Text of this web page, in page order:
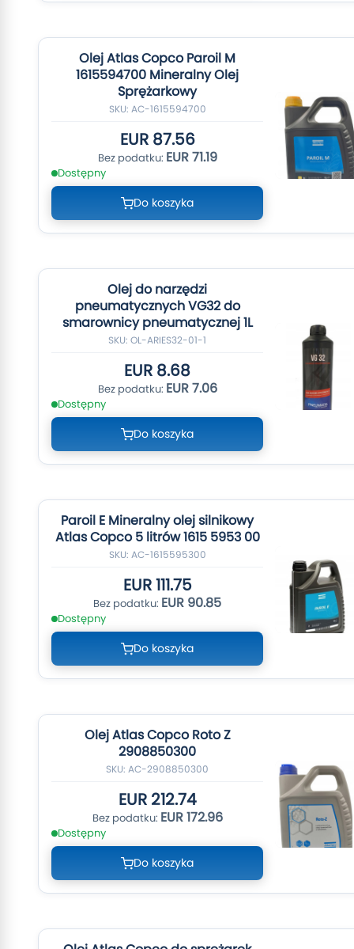
Olej Atlas Copco Paroil M
1615594700 Mineralny Olej
Sprężarkowy
SKU: AC-1615594700
EUR 87.56
EUR 71.19
Dostępny
Do koszyka
Olej do narzędzi
pneumatycznych VG32 do
smarownicy pneumatycznej 1L
SKU: OL-ARIES32-01-1
EUR 8.68
EUR 7.06
Dostępny
Do koszyka
Paroil E Mineralny olej silnikowy
Atlas Copco 5 litrów 1615 5953 00
SKU: AC-1615595300
EUR 111.75
EUR 90.85
Dostępny
Do koszyka
Olej Atlas Copco Roto Z
2908850300
SKU: AC-2908850300
EUR 212.74
EUR 172.96
Dostępny
Do koszyka